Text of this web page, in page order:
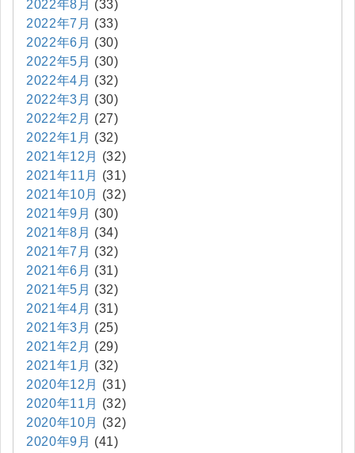
2022年8月 (33)
2022年7月 (33)
2022年6月 (30)
2022年5月 (30)
2022年4月 (32)
2022年3月 (30)
2022年2月 (27)
2022年1月 (32)
2021年12月
(32)
2021年11月
(31)
2021年10月
(32)
2021年9月 (30)
2021年8月 (34)
2021年7月 (32)
2021年6月 (31)
2021年5月 (32)
2021年4月 (31)
2021年3月 (25)
2021年2月 (29)
2021年1月 (32)
2020年12月
(31)
2020年11月
(32)
2020年10月
(32)
2020年9月 (41)